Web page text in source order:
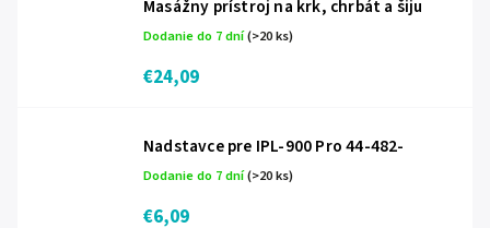
Masážny prístroj na krk, chrbát a šiju
Dodanie do 7 dní(>20 ks)
€24,09
Nadstavce pre IPL-900 Pro 44-482-
Dodanie do 7 dní(>20 ks)
€6,09